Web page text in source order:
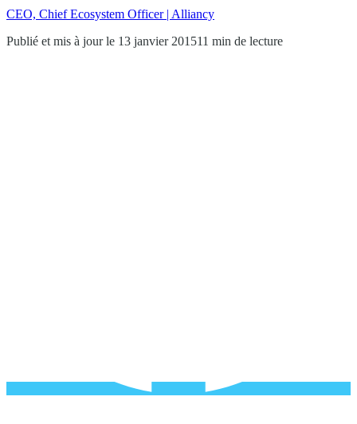
CEO, Chief Ecosystem Officer | Alliancy
Publié et mis à jour le 13 janvier 201511 min de lecture